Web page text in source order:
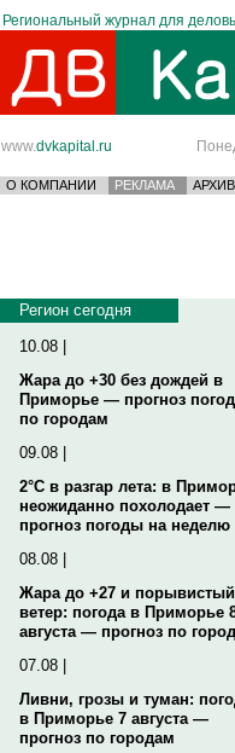
Региональный журнал для
www.dvkapital.ru
О КОМПАНИИ РЕКЛАМА АРХИВ
Регион сегодня
10.08 |
Жара до +30 без дождей в
Приморье — прогноз
по городам
09.08 |
2°C в разгар лета: в
неожиданно похолодает —
прогноз погоды на неделю
08.08 |
Жара до +27 и порывистый
ветер: погода в Приморье
августа — прогноз по
07.08 |
Ливни, грозы и туман:
в Приморье 7 августа —
прогноз по городам